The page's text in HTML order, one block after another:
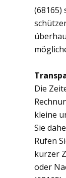
Die
kleine
Sie
Rufen
kurzer
oder